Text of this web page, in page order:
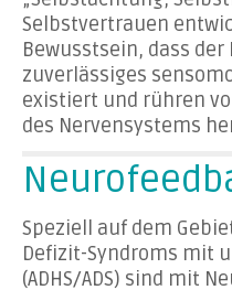
Selbstvertrauen
Bewusstsein, dass der
zuverlässiges
existiert und rühren
des Nervensystems
Speziell auf dem
Defizit-Syndroms mit
(ADHS/ADS) sind mit